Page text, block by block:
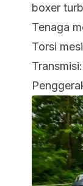
boxer
Tenaga
Torsi